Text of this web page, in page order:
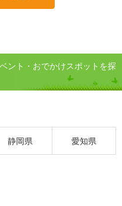
ント・おでかけスポットを探
静岡県 愛知県